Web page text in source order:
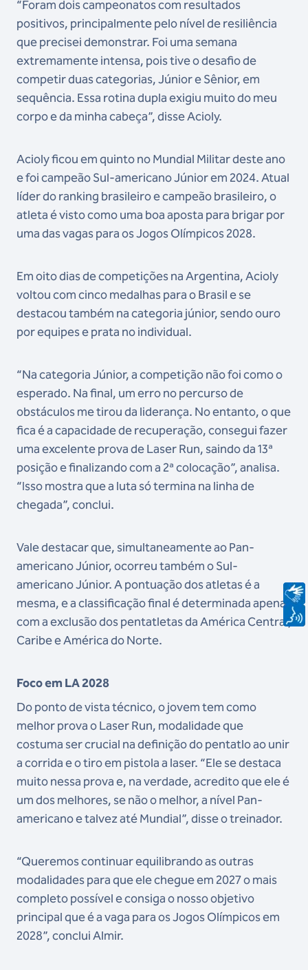
“Foram dois campeonatos com resultados
positivos, principalmente pelo nível de resiliência
que precisei demonstrar. Foi uma semana
extremamente intensa, pois tive o desafio de
competir duas categorias, Júnior e Sênior, em
sequência. Essa rotina dupla exigiu muito do meu
corpo e da minha cabeça”, disse Acioly.
Acioly ficou em quinto no Mundial Militar deste ano
e foi campeão Sul-americano Júnior em 2024. Atual
líder do ranking brasileiro e campeão brasileiro, o
atleta é visto como uma boa aposta para brigar por
uma das vagas para os Jogos Olímpicos 2028.
Em oito dias de competições na Argentina, Acioly
voltou com cinco medalhas para o Brasil e se
destacou também na categoria júnior, sendo ouro
por equipes e prata no individual.
“Na categoria Júnior, a competição não foi como o
esperado. Na final, um erro no percurso de
obstáculos me tirou da liderança. No entanto, o que
fica é a capacidade de recuperação, consegui fazer
uma excelente prova de Laser Run, saindo da 13ª
posição e finalizando com a 2ª colocação”, analisa.
“Isso mostra que a luta só termina na linha de
chegada”, conclui.
Vale destacar que, simultaneamente ao Pan-
americano Júnior, ocorreu também o Sul-
americano Júnior. A pontuação dos atletas é a
mesma, e a classificação final é determinada apenas
com a exclusão dos pentatletas da América Central,
Caribe e América do Norte.
Foco em LA 2028
Do ponto de vista técnico, o jovem tem como
melhor prova o Laser Run, modalidade que
costuma ser crucial na definição do pentatlo ao unir
a corrida e o tiro em pistola a laser. “Ele se destaca
muito nessa prova e, na verdade, acredito que ele é
um dos melhores, se não o melhor, a nível Pan-
americano e talvez até Mundial”, disse o treinador.
“Queremos continuar equilibrando as outras
modalidades para que ele chegue em 2027 o mais
completo possível e consiga o nosso objetivo
principal que é a vaga para os Jogos Olímpicos em
2028”, conclui Almir.